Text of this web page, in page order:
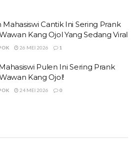
Mahasiswi Cantik Ini Sering Prank
Kang Ojol Yang Sedang Viral
26 MEI 2026 1
Pulen Ini Sering Prank
Kang Ojol!
24 MEI 2026 0